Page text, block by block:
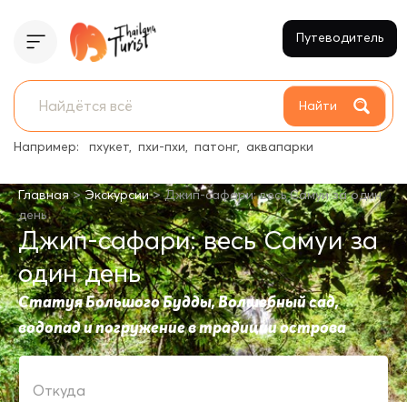
Найти
Например: пхукет пхи-пхи патонг аквапарки
Путеводитель
Главная>Экскурсии>Джип-сафари: весь Самуи за один
день
Джип-сафари: весь Самуи за
один день
Статуя Большого Будды, Волшебный сад,
водопад и погружение в традиции острова